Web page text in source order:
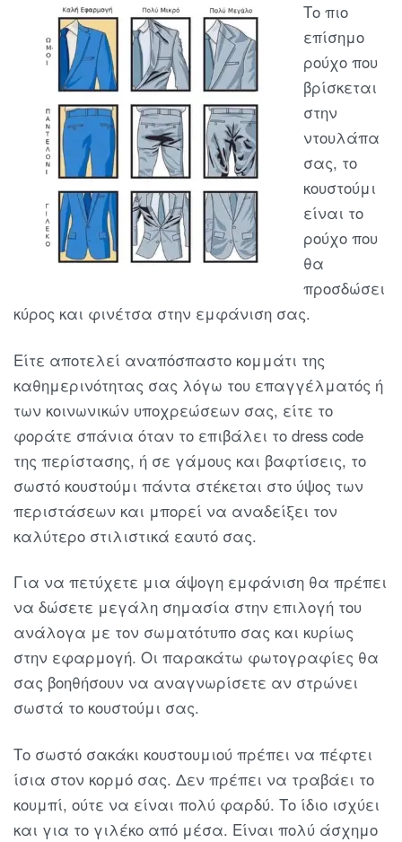
Το πιο
επίσημο
ρούχο που
βρίσκεται
στην
ντουλάπα
σας, το
κουστούμι
είναι το
ρούχο που
θα
προσδώσει
κύρος και φινέτσα στην εμφάνιση σας.
Είτε αποτελεί αναπόσπαστο κομμάτι της
καθημερινότητας σας λόγω του επαγγέλματός ή
των κοινωνικών υποχρεώσεων σας, είτε το
φοράτε σπάνια όταν το επιβάλει το dress code
της περίστασης, ή σε γάμους και βαφτίσεις, το
σωστό κουστούμι πάντα στέκεται στο ύψος των
περιστάσεων και μπορεί να αναδείξει τον
καλύτερο στιλιστικά εαυτό σας.
Για να πετύχετε μια άψογη εμφάνιση θα πρέπει
να δώσετε μεγάλη σημασία στην επιλογή του
ανάλογα με τον σωματότυπο σας και κυρίως
στην εφαρμογή. Οι παρακάτω φωτογραφίες θα
σας βοηθήσουν να αναγνωρίσετε αν στρώνει
σωστά το κουστούμι σας.
Το σωστό σακάκι κουστουμιού πρέπει να πέφτει
ίσια στον κορμό σας. Δεν πρέπει να τραβάει το
κουμπί, ούτε να είναι πολύ φαρδύ. Το ίδιο ισχύει
και για το γιλέκο από μέσα. Είναι πολύ άσχημο